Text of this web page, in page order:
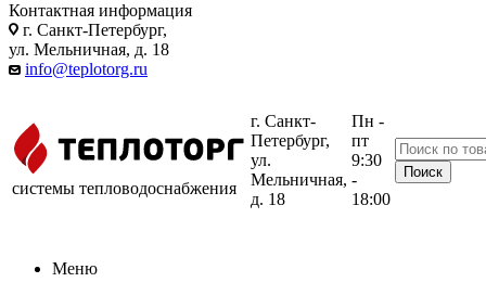
Контактная информация
г. Санкт-Петербург,
ул. Мельничная, д. 18
info@teplotorg.ru
системы тепловодоснабжения
г. Санкт-
Петербург,
ул.
Мельничная,
д. 18
Пн -
пт
9:30
-
18:00
Меню